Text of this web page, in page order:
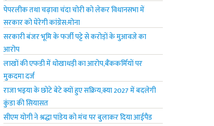
पेपरलीक तथा चढ़ावा चंदा चोरी को लेकर विधानसभा में
सरकार को घेरेगी कांग्रेस:मोना
सरकारी बंजर भूमि के फर्जी पट्टे से करोड़ों के मुआवजे का
आरोप
लाखों की एफडी में धोखाधड़ी का आरोप,बैंककर्मियों पर
मुकदमा दर्ज
राजा भ‌इया के छोटे बेटे क्यों हुए सक्रिय,क्या 2027 में बदलेगी
कुंडा की सियासत
सीएम योगी ने श्रद्धा पांडेय को मंच पर बुलाकर दिया आईपैड